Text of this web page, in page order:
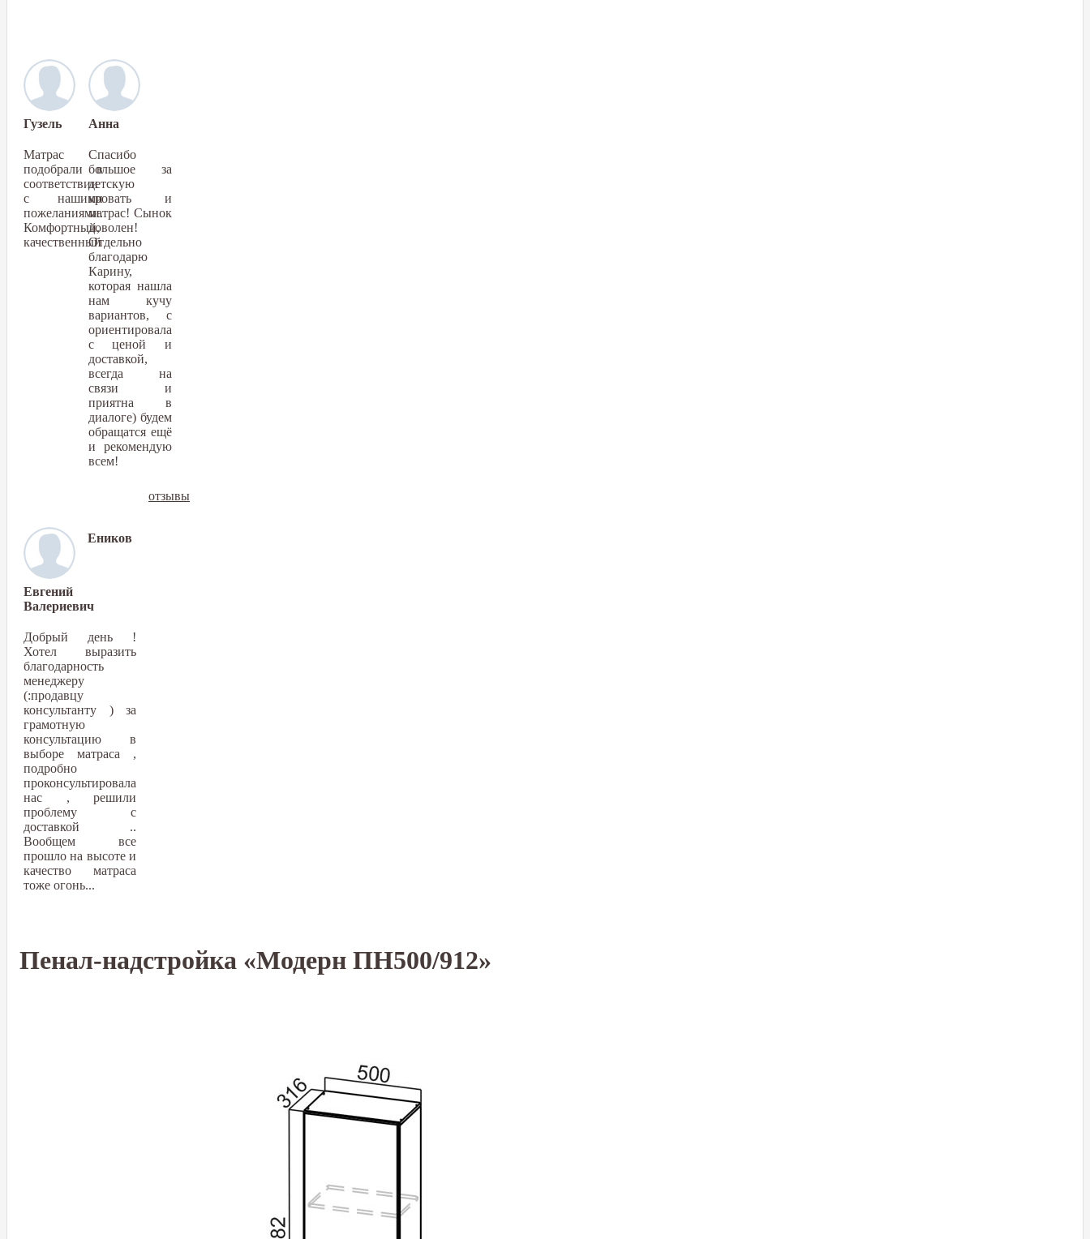
Гузель
Матрас
подобрали в
соответствии
с нашими
пожеланиями.
Комфортный,
качественный
Анна
Спасибо
большое за
детскую
кровать и
матрас! Сынок
доволен!
Отдельно
благодарю
Карину,
которая нашла
нам кучу
вариантов, с
ориентировала
с ценой и
доставкой,
всегда на
связи и
приятна в
диалоге) будем
обращатся ещё
и рекомендую
всем!
Еников
Евгений
Валериевич
Добрый день !
Хотел выразить
благодарность
менеджеру
(:продавцу
консультанту ) за
грамотную
консультацию в
выборе матраса ,
подробно
проконсультировала
нас , решили
проблему с
доставкой ..
Вообщем все
прошло на высоте и
качество матраса
тоже огонь...
отзывы
Пенал-надстройка «Модерн ПН500/912»